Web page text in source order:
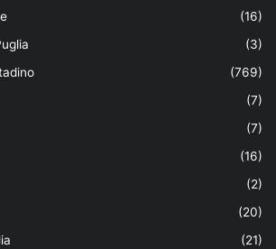
(16)
(3)
(769)
(7)
(7)
(16)
(2)
(20)
(21)